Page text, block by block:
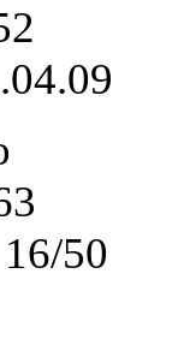
16/50